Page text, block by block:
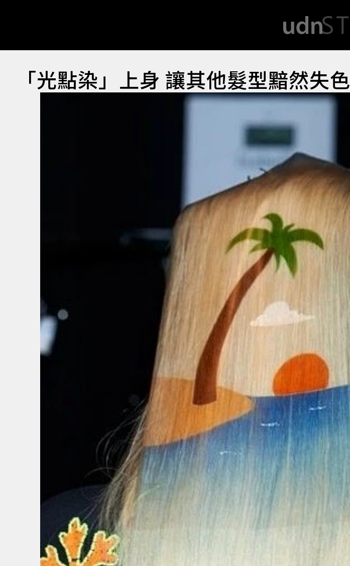
「光點染」上身 讓其他髮型黯然失色